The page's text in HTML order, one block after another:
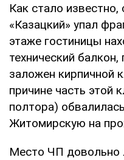
Как стало
«Казацкий» упал
этаже гостиницы
технический
заложен кирпичной
причине часть этой
полтора)
Житомирскую на
Место ЧП довольно